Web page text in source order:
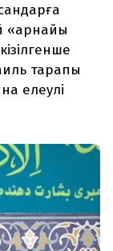
«арнайы
тарапы
елеулі